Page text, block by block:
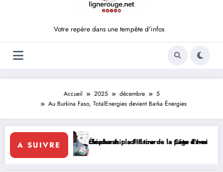
Votre repère dans une tempête d'infos
Accueil 2025 décembre
5
Au Burkina Faso, TotalEnergies devient Barka Énergies
A SUIVRE
leadership solidaire de la Côte d’Ivoire en Afrique
Éléphants : la FIF tourne la page Emerse Faé Diplomatie